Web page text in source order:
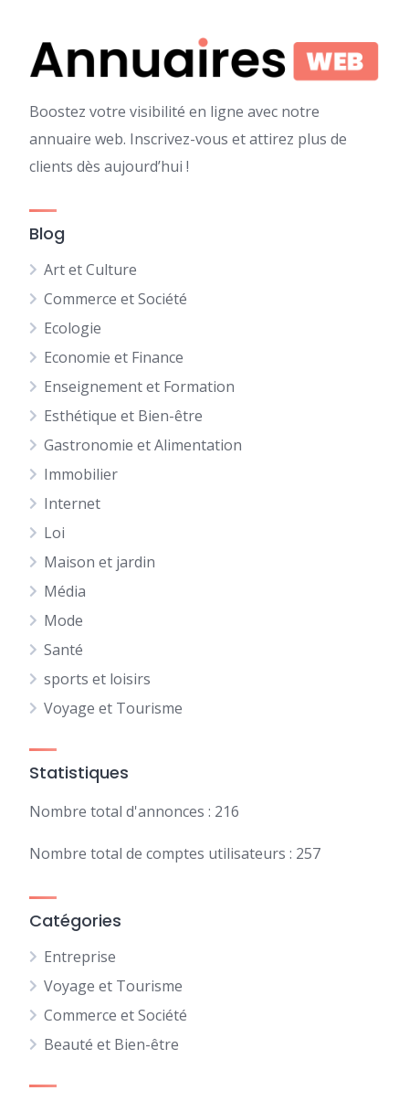
Boostez votre visibilité en ligne avec notre
annuaire web. Inscrivez-vous et attirez plus de
clients dès aujourd’hui !
Blog
Art et Culture
Commerce et Société
Ecologie
Economie et Finance
Enseignement et Formation
Esthétique et Bien-être
Gastronomie et Alimentation
Immobilier
Internet
Loi
Maison et jardin
Média
Mode
Santé
sports et loisirs
Voyage et Tourisme
Statistiques
Nombre total d'annonces : 216
Nombre total de comptes utilisateurs : 257
Catégories
Entreprise
Voyage et Tourisme
Commerce et Société
Beauté et Bien-être